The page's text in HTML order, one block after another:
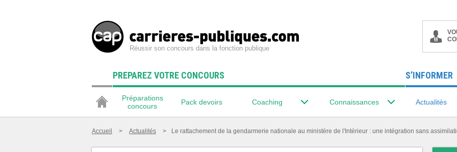
Réussir son concours dans la fonction publique
PREPAREZ VOTRE CONCOURS
Préparations
concours
Pack devoirs Coaching Connaissances
S’INFORMER
Actualités
Accueil > Actualités > Le rattachement de la gendarmerie nationale au ministère de l'Intérieur : une intégration sans